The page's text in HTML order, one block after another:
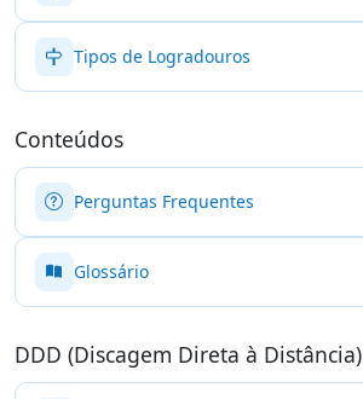
Tipos de Logradouros
Conteúdos
Perguntas Frequentes
Glossário
DDD (Discagem Direta à Distância)